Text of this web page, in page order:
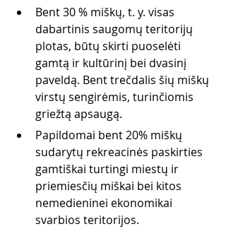
Bent 30 % miškų, t. y. visas
dabartinis saugomų teritorijų
plotas, būtų skirti puoselėti
gamtą ir kultūrinį bei dvasinį
paveldą. Bent trečdalis šių miškų
virstų sengirėmis, turinčiomis
griežtą apsaugą.
Papildomai bent 20% miškų
sudarytų rekreacinės paskirties
gamtiškai turtingi miestų ir
priemiesčių miškai bei kitos
nemedieninei ekonomikai
svarbios teritorijos.